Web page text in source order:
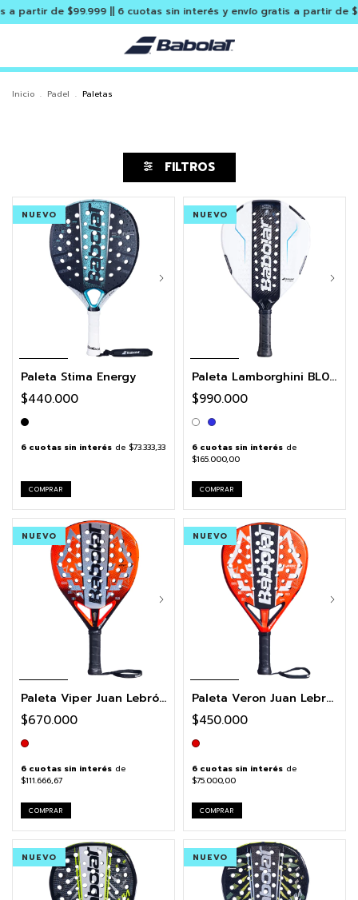
de $99.999 || 6 cuotas sin interés y envío gratis a partir de
Inicio . Padel . Paletas
FILTROS
NUEVO
Paleta Stima Energy
$440.000
6 cuotas sin interés de $73.333,33
COMPRAR
NUEVO
Paleta Lamborghini BL003
$990.000
6 cuotas sin interés de
$165.000,00
COMPRAR
NUEVO
Paleta Viper Juan Lebrón 3.0
$670.000
6 cuotas sin interés de
$111.666,67
COMPRAR
NUEVO
Paleta Veron Juan Lebrón 3.0
$450.000
6 cuotas sin interés de
$75.000,00
COMPRAR
NUEVO NUEVO